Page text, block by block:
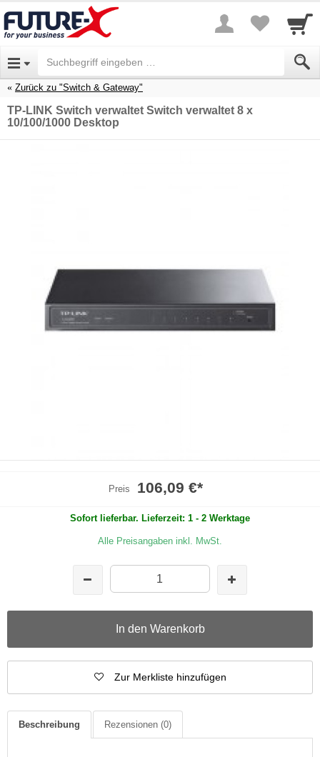
Zurück zu "Switch & Gateway"
TP-LINK Switch verwaltet Switch verwaltet 8 x
10/100/1000 Desktop
Preis 106,09 €*
Sofort lieferbar. Lieferzeit: 1 - 2 Werktage
Alle Preisangaben inkl. MwSt.
In den Warenkorb
Zur Merkliste hinzufügen
Beschreibung Rezensionen (0)